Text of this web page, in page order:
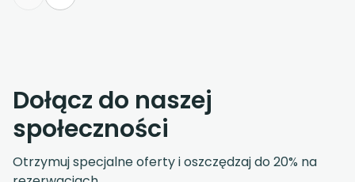
Dołącz do naszej
społeczności
Otrzymuj specjalne oferty i oszczędzaj do 20% na